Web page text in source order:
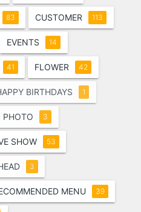
83 CUSTOMER 113
EVENTS 14
41 FLOWER 42
BIRTHDAYS 1
PHOTO 3
SHOW 53
3
MENU 39